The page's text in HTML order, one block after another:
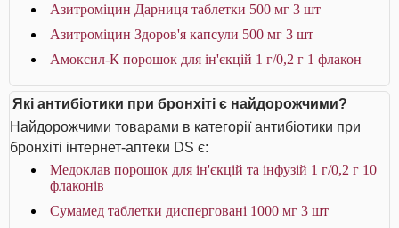
Азитроміцин Дарниця таблетки 500 мг 3 шт
Азитроміцин Здоров'я капсули 500 мг 3 шт
Амоксил-К порошок для ін'єкцій 1 г/0,2 г 1 флакон
Які антибіотики при бронхіті є найдорожчими?
Найдорожчими товарами в категорії антибіотики при
бронхіті інтернет-аптеки DS є:
Медоклав порошок для ін'єкцій та інфузій 1 г/0,2 г 10
флаконів
Сумамед таблетки дисперговані 1000 мг 3 шт